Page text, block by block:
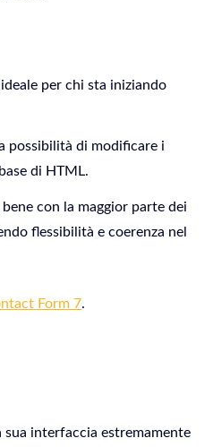
per chi sta iniziando
possibilità di modificare i
di HTML.
con la maggior parte dei
flessibilità e coerenza nel
Form 7.
sua interfaccia estremamente